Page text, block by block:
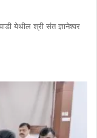
येथील श्री संत ज्ञानेश्वर